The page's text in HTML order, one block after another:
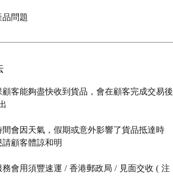
品問題
顧客能夠盡快收到貨品，會在顧客完成交易後
間會因天氣，假期或意外影響了貨品抵達時
請顧客體諒和明
務會用須豐速運 / 香港郵政局 / 見面交收 ( 注